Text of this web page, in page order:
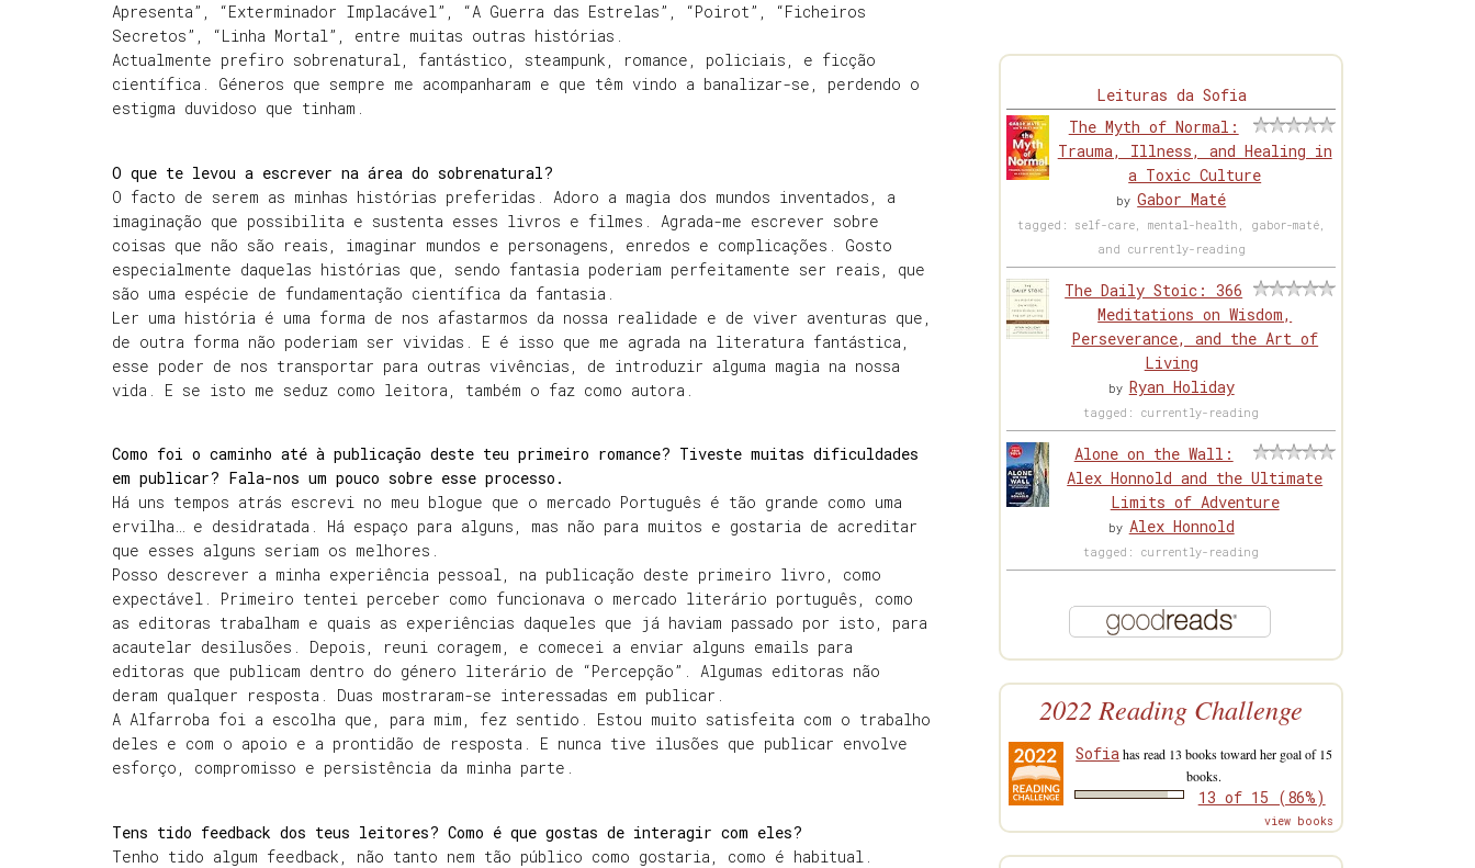
Apresenta”, “Exterminador Implacável”, “A Guerra das Estrelas”, “Poirot”, “Ficheiros
Secretos”, “Linha Mortal”, entre muitas outras histórias.
Actualmente prefiro sobrenatural, fantástico, steampunk, romance, policiais, e ficção
científica. Géneros que sempre me acompanharam e que têm vindo a banalizar-se, perdendo o
estigma duvidoso que tinham.
O que te levou a escrever na área do sobrenatural?
O facto de serem as minhas histórias preferidas. Adoro a magia dos mundos inventados, a
imaginação que possibilita e sustenta esses livros e filmes. Agrada-me escrever sobre
coisas que não são reais, imaginar mundos e personagens, enredos e complicações. Gosto
especialmente daquelas histórias que, sendo fantasia poderiam perfeitamente ser reais, que
são uma espécie de fundamentação científica da fantasia.
Ler uma história é uma forma de nos afastarmos da nossa realidade e de viver aventuras que,
de outra forma não poderiam ser vividas. E é isso que me agrada na literatura fantástica,
esse poder de nos transportar para outras vivências, de introduzir alguma magia na nossa
vida. E se isto me seduz como leitora, também o faz como autora.
Como foi o caminho até à publicação deste teu primeiro romance? Tiveste muitas dificuldades
em publicar? Fala-nos um pouco sobre esse processo.
Há uns tempos atrás escrevi no meu blogue que o mercado Português é tão grande como uma
ervilha… e desidratada. Há espaço para alguns, mas não para muitos e gostaria de acreditar
que esses alguns seriam os melhores.
Posso descrever a minha experiência pessoal, na publicação deste primeiro livro, como
expectável. Primeiro tentei perceber como funcionava o mercado literário português, como
as editoras trabalham e quais as experiências daqueles que já haviam passado por isto, para
acautelar desilusões. Depois, reuni coragem, e comecei a enviar alguns emails para
editoras que publicam dentro do género literário de “Percepção”. Algumas editoras não
deram qualquer resposta. Duas mostraram-se interessadas em publicar.
A Alfarroba foi a escolha que, para mim, fez sentido. Estou muito satisfeita com o trabalho
deles e com o apoio e a prontidão de resposta. E nunca tive ilusões que publicar envolve
esforço, compromisso e persistência da minha parte.
Tens tido feedback dos teus leitores? Como é que gostas de interagir com eles?
Tenho tido algum feedback, não tanto nem tão público como gostaria, como é habitual.
Leituras da Sofia
The Myth of Normal:
Trauma, Illness, and Healing in
a Toxic Culture
byGabor Maté
tagged: self-care, mental-health, gabor-maté,
and currently-reading
The Daily Stoic: 366
Meditations on Wisdom,
Perseverance, and the Art of
Living
by Ryan Holiday
tagged: currently-reading
Alone on the Wall:
Alex Honnold and the Ultimate
Limits of Adventure
by Alex Honnold
tagged: currently-reading
2022 Reading Challenge
Sofiahas read 13 books toward her goal of 15
books.
13 of 15 (86%)
view books